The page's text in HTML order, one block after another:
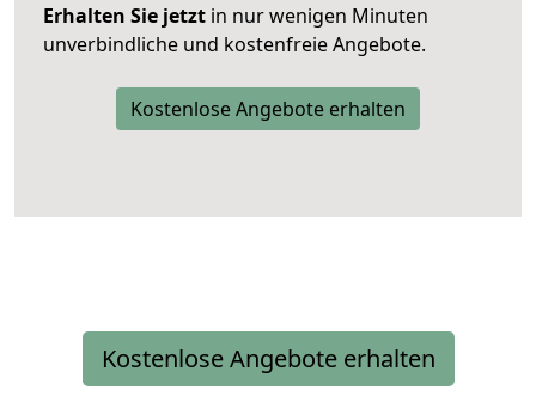
Erhalten Sie jetzt in nur wenigen Minuten
unverbindliche und kostenfreie Angebote.
Kostenlose Angebote erhalten
Kostenlose Angebote erhalten